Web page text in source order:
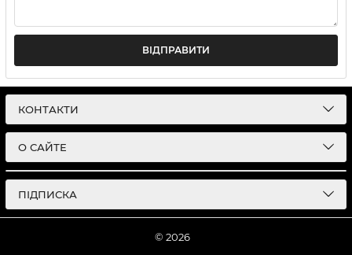
ВІДПРАВИТИ
КОНТАКТИ
О САЙТЕ
ПІДПИСКА
© 2026